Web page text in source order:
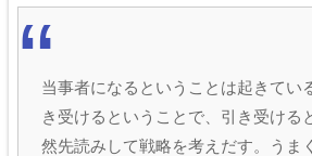
当事者になるということは起きてい
き受けるということで、引き受ける
然先読みして戦略を考えだす。うま